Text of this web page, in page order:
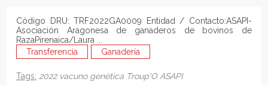
Código DRU: TRF2022GA0009 Entidad / Contacto:ASAPI-
Asociación Aragonesa de ganaderos de bovinos de
RazaPirenaica/Laura ...
Transferencia
Ganadería
Tags: 2022 vacuno genética Troup'O ASAPI